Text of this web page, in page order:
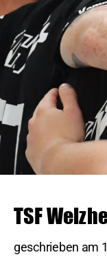
TSF
geschrieben am